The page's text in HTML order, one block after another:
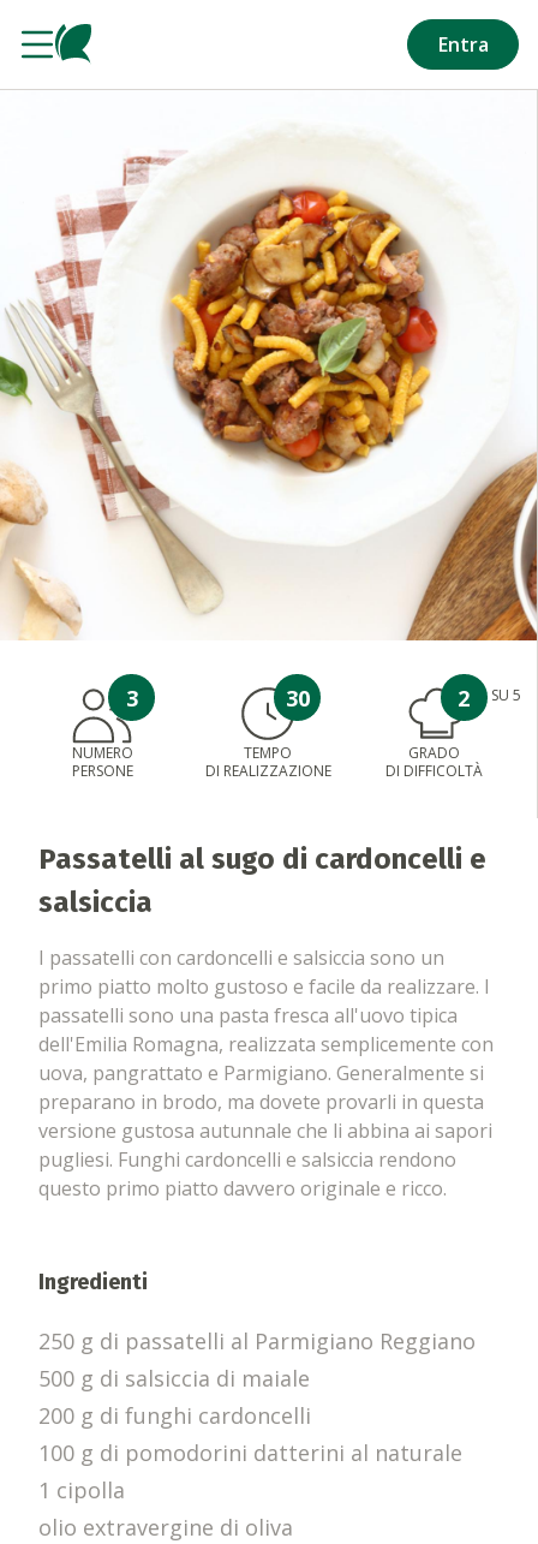
Entra
3
NUMERO
PERSONE
30
TEMPO
DI REALIZZAZIONE
2 SU 5
GRADO
DI DIFFICOLTÀ
Passatelli al sugo di cardoncelli e
salsiccia
I passatelli con cardoncelli e salsiccia sono un
primo piatto molto gustoso e facile da realizzare. I
passatelli sono una pasta fresca all'uovo tipica
dell'Emilia Romagna, realizzata semplicemente con
uova, pangrattato e Parmigiano. Generalmente si
preparano in brodo, ma dovete provarli in questa
versione gustosa autunnale che li abbina ai sapori
pugliesi. Funghi cardoncelli e salsiccia rendono
questo primo piatto davvero originale e ricco.
Ingredienti
250 g di passatelli al Parmigiano Reggiano
500 g di salsiccia di maiale
200 g di funghi cardoncelli
100 g di pomodorini datterini al naturale
1 cipolla
olio extravergine di oliva